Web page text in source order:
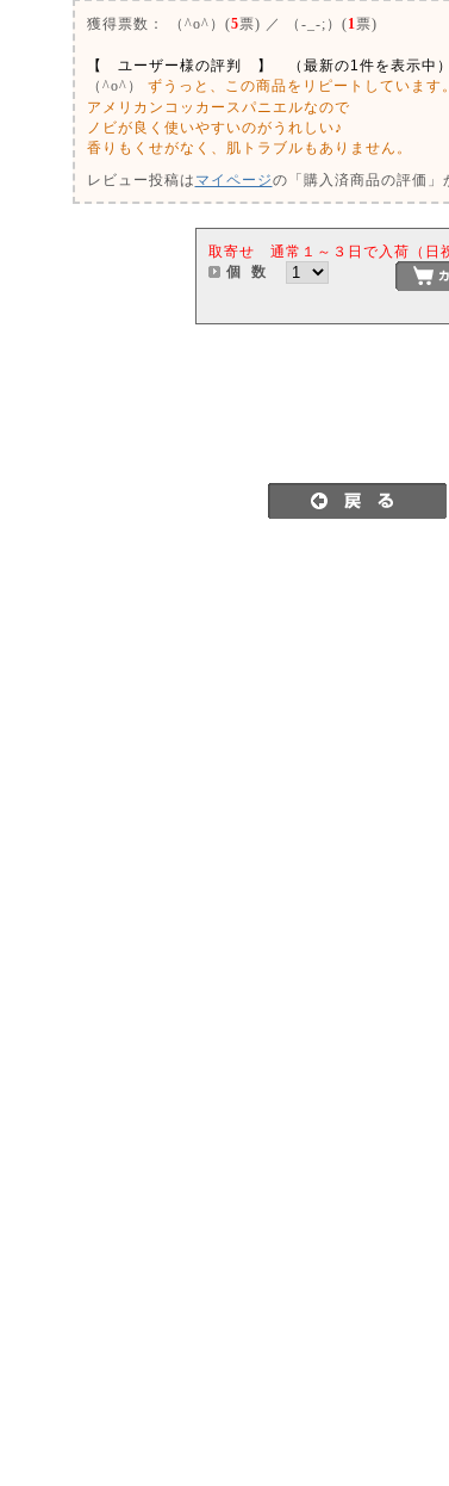
獲得票数： （^o^）(5票) ／ （-_-;）(1票)
【 ユーザー様の評判 】 （最新の1件を表示中）
（^o^）
ずうっと、この商品をリピートしています。
アメリカンコッカースパニエルなので
ノビが良く使いやすいのがうれしい♪
香りもくせがなく、肌トラブルもありません。
レビュー投稿は マイページの「購入済商品の評価」
取寄せ 通常１～３日で入荷（日
個 数